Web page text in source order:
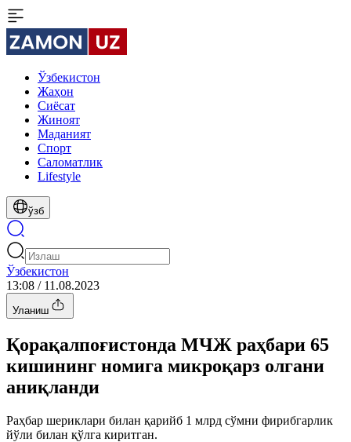
Ўзбекистон
Жаҳон
Сиёсат
Жиноят
Маданият
Спорт
Cаломатлик
Lifestyle
ўзб
Ўзбекистон
13:08 / 11.08.2023
Уланиш
Қорақалпоғистонда МЧЖ раҳбари 65
кишининг номига микроқарз олгани
аниқланди
Раҳбар шериклари билан қарийб 1 млрд сўмни фирибгарлик
йўли билан қўлга киритган.